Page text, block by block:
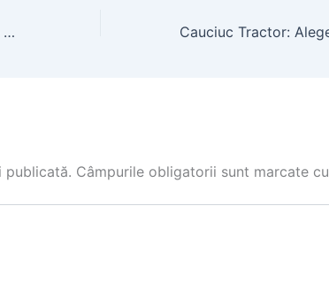
Fantana păsări pentru foraje de puțuri
publicată. Câmpurile obligatorii sunt marcate cu